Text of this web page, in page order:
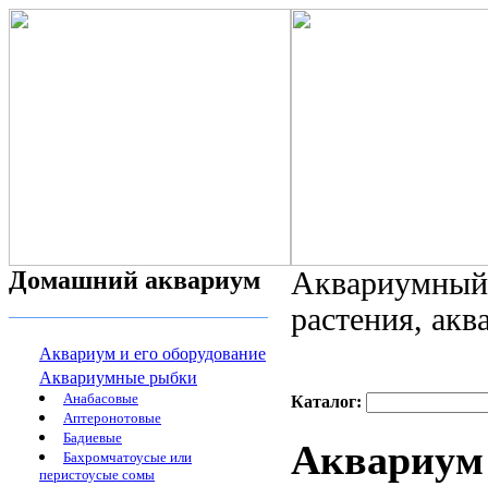
Домашний аквариум
Аквариум и его оборудование
Аквариумные рыбки
Анабасовые
Аптеронотовые
Бадиевые
Бахромчатоусые или
перистоусые сомы
растения,
Каталог:
Аквариум